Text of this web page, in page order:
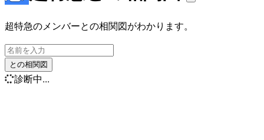
超特急のメンバーとの相関図がわかります。
との相関図
診断中...